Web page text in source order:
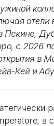
отели
Пекине,
с 2026
в
Кей и
в